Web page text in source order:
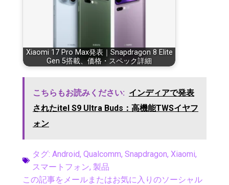
Xiaomi 17 Pro Max発表｜Snapdragon 8 Elite
Gen 5搭載、価格・スペック詳細
こちらもお読みください: インディアで発表
されたitel S9 Ultra Buds：高機能TWSイヤフ
ォン
タグ: Android, Qualcomm, Snapdragon, Xiaomi,
スマートフォン, 製品
この記事をメールまたはお気に入りのソーシャル